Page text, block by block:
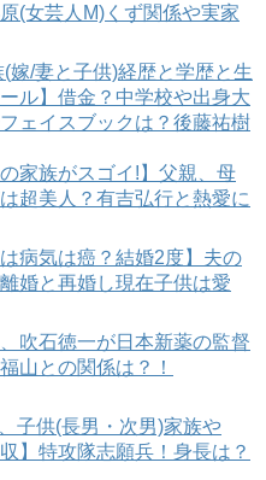
(女芸人M)くず関係や実家
(嫁/妻と子供)経歴と学歴と生
ル】借金？中学校や出身大
ェイスブックは？後藤祐樹
の家族がスゴイ!】父親、母
超美人？有吉弘行と熱愛に
は病気は癌？結婚2度】夫の
婚と再婚し現在子供は愛
、吹石徳一が日本新薬の監督
山との関係は？！
子供(長男・次男)家族や
】特攻隊志願兵！身長は？